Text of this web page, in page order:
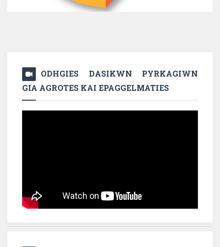
ODHGIES DASIKWN PYRKAGIWN
GIA AGROTES KAI EPAGGELMATIES